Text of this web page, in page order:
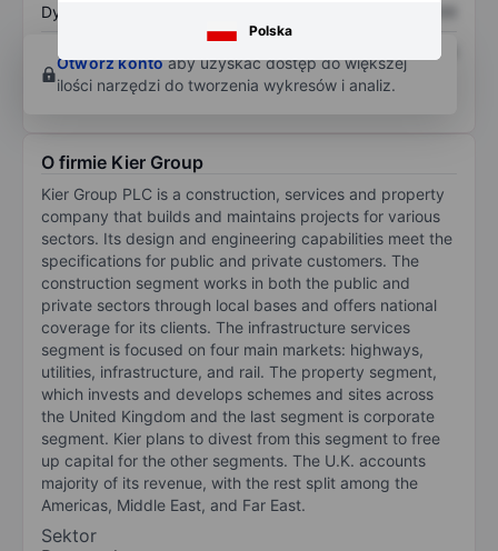
Polska
Dywidenda na akcję
Zwrot z kapitału
własnego
XXXXXXX
Otwórz kontoaby uzyskać dostęp do większej
ilości narzędzi do tworzenia wykresów i analiz.
O firmie Kier Group
Kier Group PLC is a construction, services and property
company that builds and maintains projects for various
sectors. Its design and engineering capabilities meet the
specifications for public and private customers. The
construction segment works in both the public and
private sectors through local bases and offers national
coverage for its clients. The infrastructure services
segment is focused on four main markets: highways,
utilities, infrastructure, and rail. The property segment,
which invests and develops schemes and sites across
the United Kingdom and the last segment is corporate
segment. Kier plans to divest from this segment to free
up capital for the other segments. The U.K. accounts
majority of its revenue, with the rest split among the
Americas, Middle East, and Far East.
Sektor